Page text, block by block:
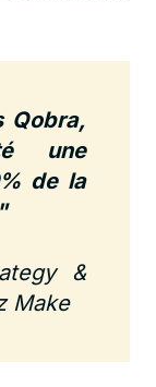
Qobra,
une
de la
&
Make